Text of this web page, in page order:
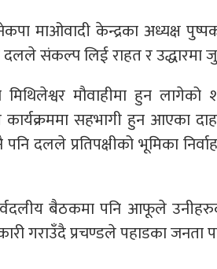
माओवादी केन्द्रका अध्यक्ष
संकल्प लिई राहत र उद्धारमा
मिथिलेश्वर मौवाहीमा हुन
सहभागी हुन आएका
दलले प्रतिपक्षीको भूमिका
बैठकमा पनि आफूले उनीहरुको
गराउँदै प्रचण्डले पहाडका जनता